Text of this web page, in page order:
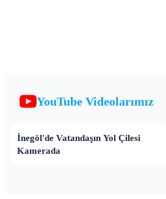
YouTube Videolarımız
İnegöl'de Vatandaşın Yol Çilesi
Kamerada